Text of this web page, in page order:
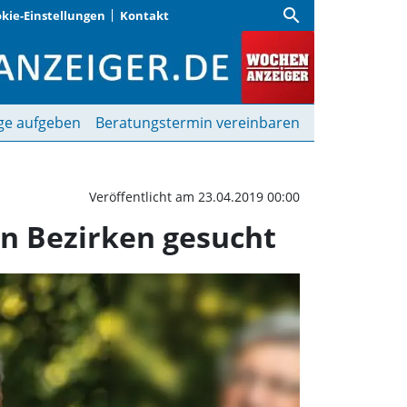
Einstellungen Kontakt search
in
aufgeben Beratungstermin vereinbaren
Veröffentlicht am 23.04.2019 00:00
Bezirken gesucht